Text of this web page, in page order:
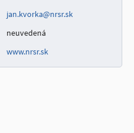
jan.kvorka@nrsr.sk
neuvedená
www.nrsr.sk